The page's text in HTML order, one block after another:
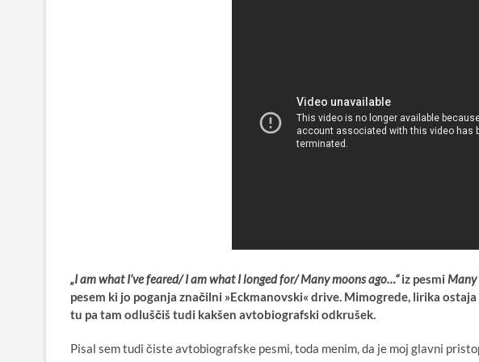
„I am what I’ve feared/ I am what I longed for/ Many moons ago…“iz pesmi Many
pesem ki jo poganja značilni »Eckmanovski« drive. Mimogrede, lirika
tu pa tam odluščiš tudi kakšen avtobiografski odkrušek.
Pisal sem tudi čiste avtobiografske pesmi, toda menim, da je moj glavni